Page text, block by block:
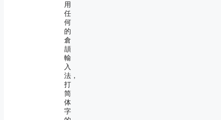
用
任
何
的
倉
頡
輸
入
法，
打
简
体
字